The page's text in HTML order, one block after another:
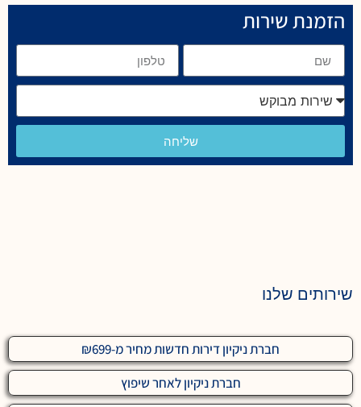
הזמנת שירות
שליחה
שירותים שלנו
חברת ניקיון דירות חדשות מחיר מ-₪699
חברת ניקיון לאחר שיפוץ